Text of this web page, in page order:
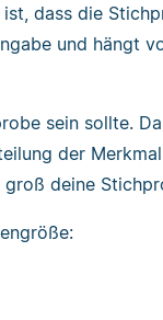
dass die
und hängt
sein sollte.
der
deine